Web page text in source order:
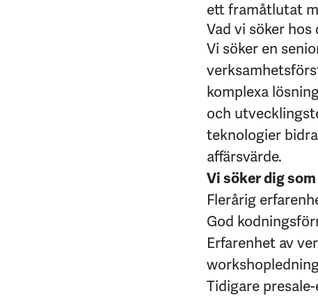
ett framåtlutat
Vad vi söker hos
Vi söker en
komplexa
och
teknologier
affärsvärde.
Vi söker dig
Flerårig
God
Erfarenhet av
Tidigare